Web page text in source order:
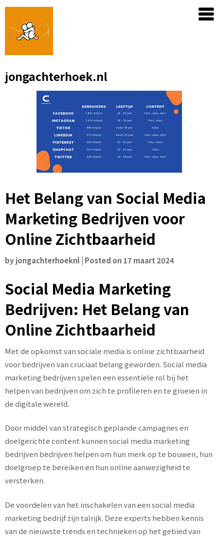
Skip
content
jongachterhoek.nl
Het Belang van Social Media
Marketing Bedrijven voor
Online Zichtbaarheid
byjongachterhoeknl Posted on17 maart 2024
Social Media Marketing
Bedrijven: Het Belang van
Online Zichtbaarheid
Met de opkomst van sociale media is online zichtbaarheid
voor bedrijven van cruciaal belang geworden. Social media
marketing bedrijven spelen een essentiële rol bij het
helpen van bedrijven om zich te profileren en te groeien in
de digitale wereld.
Door middel van strategisch geplande campagnes en
doelgerichte content kunnen social media marketing
bedrijven bedrijven helpen om hun merk op te bouwen, hun
doelgroep te bereiken en hun online aanwezigheid te
versterken.
De voordelen van het inschakelen van een social media
marketing bedrijf zijn talrijk. Deze experts hebben kennis
van de nieuwste trends en technieken op het gebied van